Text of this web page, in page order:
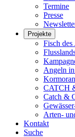
Termine
Presse
Projekte
Fisch des
Angeln
Kormoran
CATCH
Catch &
Arten-
Kontakt
Suche